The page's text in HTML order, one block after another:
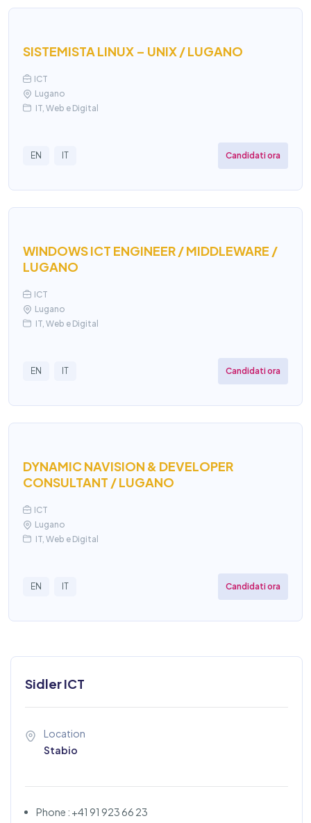
SISTEMISTA LINUX – UNIX / LUGANO
ICT
Lugano
IT, Web e Digital
EN IT Candidati ora
WINDOWS ICT ENGINEER / MIDDLEWARE /
LUGANO
ICT
Lugano
IT, Web e Digital
EN IT Candidati ora
DYNAMIC NAVISION & DEVELOPER
CONSULTANT / LUGANO
ICT
Lugano
IT, Web e Digital
EN IT Candidati ora
Sidler ICT
Location
Stabio
Phone : +41 91 923 66 23